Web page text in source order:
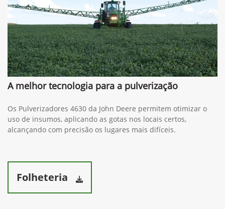
A melhor tecnologia para a pulverização
Os Pulverizadores 4630 da John Deere permitem otimizar o
uso de insumos, aplicando as gotas nos locais certos,
alcançando com precisão os lugares mais difíceis.
Folheteria